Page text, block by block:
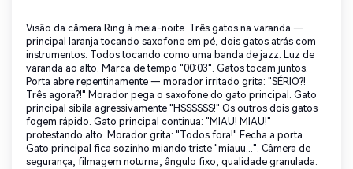
Visão da câmera Ring à meia-noite. Três gatos na varanda —
principal laranja tocando saxofone em pé, dois gatos atrás com
instrumentos. Todos tocando como uma banda de jazz. Luz de
varanda ao alto. Marca de tempo "00:03". Gatos tocam juntos.
Porta abre repentinamente — morador irritado grita: "SÉRIO?!
Três agora?!" Morador pega o saxofone do gato principal. Gato
principal sibila agressivamente "HSSSSSS!" Os outros dois gatos
fogem rápido. Gato principal continua: "MIAU! MIAU!"
protestando alto. Morador grita: "Todos fora!" Fecha a porta.
Gato principal fica sozinho miando triste "miauu...". Câmera de
segurança, filmagem noturna, ângulo fixo, qualidade granulada.